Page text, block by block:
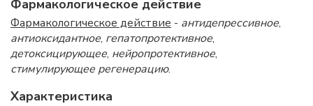
Фармакологическое действие
Фармакологическое действие - антидепрессивное,
антиоксидантное, гепатопротективное,
детоксицирующее, нейропротективное,
стимулирующее регенерацию.
Характеристика